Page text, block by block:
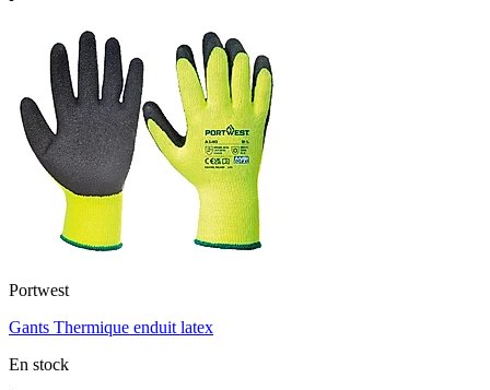
Portwest
Gants Thermique enduit latex
En stock